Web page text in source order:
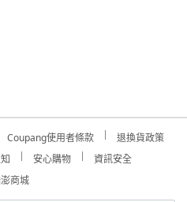
Coupang使用者條款
退換貨政策
安心購物
資訊安全
商城